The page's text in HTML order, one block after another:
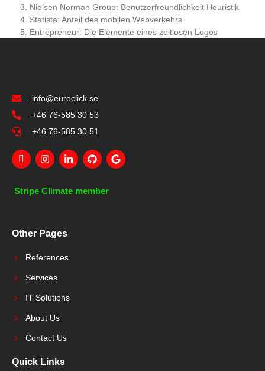
Nielsen Norman Group: Benutzerfreundlichkeit Heuristik
Statista: Anteil des mobilen Webverkehrs
Entrepreneur: Die Elemente eines zeitlosen Logos
info@euroclick.se
+46 76-585 30 53
+46 76-585 30 51
Stripe Climate member
Other Pages
References
Services
IT Solutions
About Us
Contact Us
Quick Links